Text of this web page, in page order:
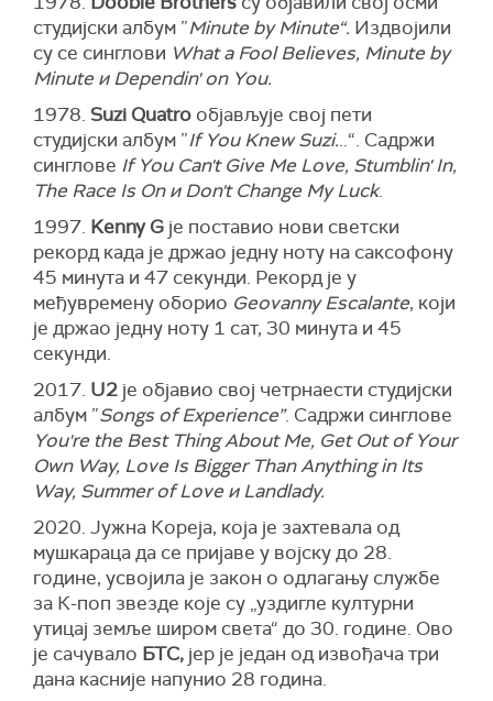
студијски албум ”Minute by Minute“. Издвојили
су се синглови What a Fool Believes, Minute by
Minute и Dependin' on You.
1978. Suzi Quatro објављује свој пети
студијски албум ”If You Knew Suzi...“. Садржи
синглове If You Can't Give Me Love, Stumblin' In,
The Race Is On и Don't Change My Luck.
1997. Kenny G је поставио нови светски
рекорд када је држао једну ноту на саксофону
45 минута и 47 секунди. Рекорд је у
међувремену оборио Geovanny Escalante, који
је држао једну ноту 1 сат, 30 минута и 45
секунди.
2017. U2 је објавио свој четрнаести студијски
албум ”Songs of Experience”. Садржи синглове
You're the Best Thing About Me, Get Out of Your
Own Way, Love Is Bigger Than Anything in Its
Way, Summer of Love и Landlady.
2020. Јужна Кореја, која је захтевала од
мушкараца да се пријаве у војску до 28.
године, усвојила је закон о одлагању службе
за К-поп звезде које су „уздигле културни
утицај земље широм света“ до 30. године. Ово
је сачувало БТС, јер је један од извођача три
дана касније напунио 28 година.